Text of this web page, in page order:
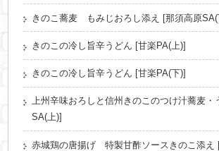
きのこ蕎麦 もみじおろし添え [那須高原SA(
きのこの冷し旨辛うどん [甘楽PA(上)]
きのこの冷し旨辛うどん [甘楽PA(下)]
上州辛味おろしと信州きのこのつけ汁蕎麦・
SA(上)]
赤城鶏の唐揚げ 特製甘酢ソースきのこ添え